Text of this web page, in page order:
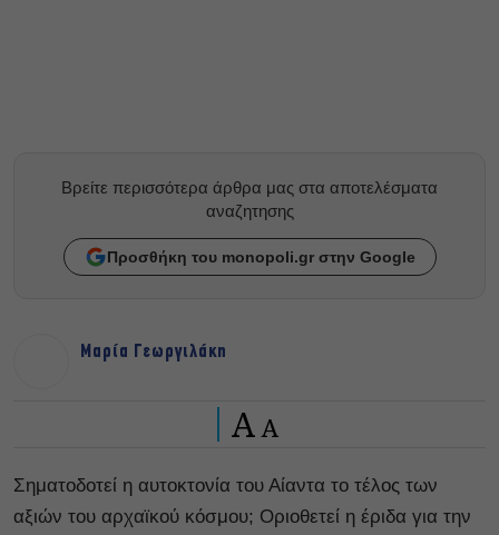
Βρείτε περισσότερα άρθρα μας στα αποτελέσματα
αναζητησης
Προσθήκη του monopoli.gr στην Google
Μαρία Γεωργιλάκη
A A
Σηματοδοτεί η αυτοκτονία του Αίαντα το τέλος των
αξιών του αρχαϊκού κόσμου; Οριοθετεί η έριδα για την